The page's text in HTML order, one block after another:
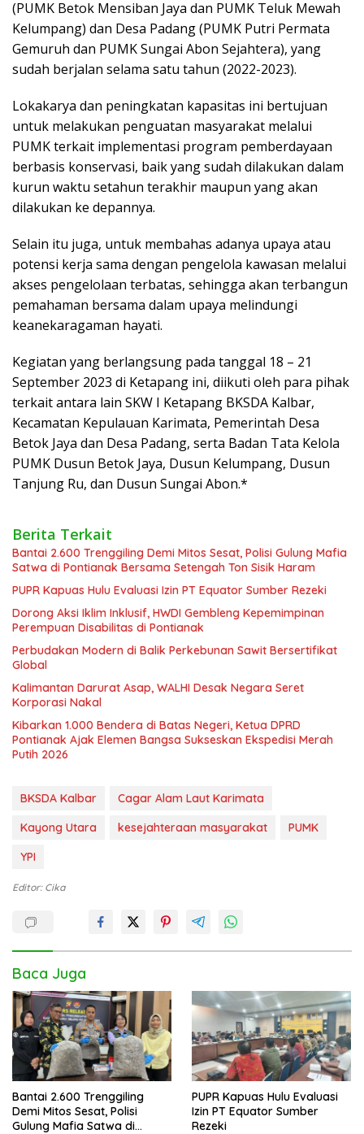
(PUMK Betok Mensiban Jaya dan PUMK Teluk Mewah
Kelumpang) dan Desa Padang (PUMK Putri Permata
Gemuruh dan PUMK Sungai Abon Sejahtera), yang
sudah berjalan selama satu tahun (2022-2023).
Lokakarya dan peningkatan kapasitas ini bertujuan
untuk melakukan penguatan masyarakat melalui
PUMK terkait implementasi program pemberdayaan
berbasis konservasi, baik yang sudah dilakukan dalam
kurun waktu setahun terakhir maupun yang akan
dilakukan ke depannya.
Selain itu juga, untuk membahas adanya upaya atau
potensi kerja sama dengan pengelola kawasan melalui
akses pengelolaan terbatas, sehingga akan terbangun
pemahaman bersama dalam upaya melindungi
keanekaragaman hayati.
Kegiatan yang berlangsung pada tanggal 18 – 21
September 2023 di Ketapang ini, diikuti oleh para pihak
terkait antara lain SKW I Ketapang BKSDA Kalbar,
Kecamatan Kepulauan Karimata, Pemerintah Desa
Betok Jaya dan Desa Padang, serta Badan Tata Kelola
PUMK Dusun Betok Jaya, Dusun Kelumpang, Dusun
Tanjung Ru, dan Dusun Sungai Abon.*
Berita Terkait
Bantai 2.600 Trenggiling Demi Mitos Sesat, Polisi Gulung Mafia
Satwa di Pontianak Bersama Setengah Ton Sisik Haram
PUPR Kapuas Hulu Evaluasi Izin PT Equator Sumber Rezeki
Dorong Aksi Iklim Inklusif, HWDI Gembleng Kepemimpinan
Perempuan Disabilitas di Pontianak
Perbudakan Modern di Balik Perkebunan Sawit Bersertifikat
Global
Kalimantan Darurat Asap, WALHI Desak Negara Seret
Korporasi Nakal
Kibarkan 1.000 Bendera di Batas Negeri, Ketua DPRD
Pontianak Ajak Elemen Bangsa Sukseskan Ekspedisi Merah
Putih 2026
BKSDA Kalbar
Cagar Alam Laut Karimata
Kayong Utara
kesejahteraan masyarakat
PUMK
YPI
Editor: Cika
Baca Juga
Bantai 2.600 Trenggiling
Demi Mitos Sesat, Polisi
Gulung Mafia Satwa di
PUPR Kapuas Hulu Evaluasi
Izin PT Equator Sumber
Rezeki